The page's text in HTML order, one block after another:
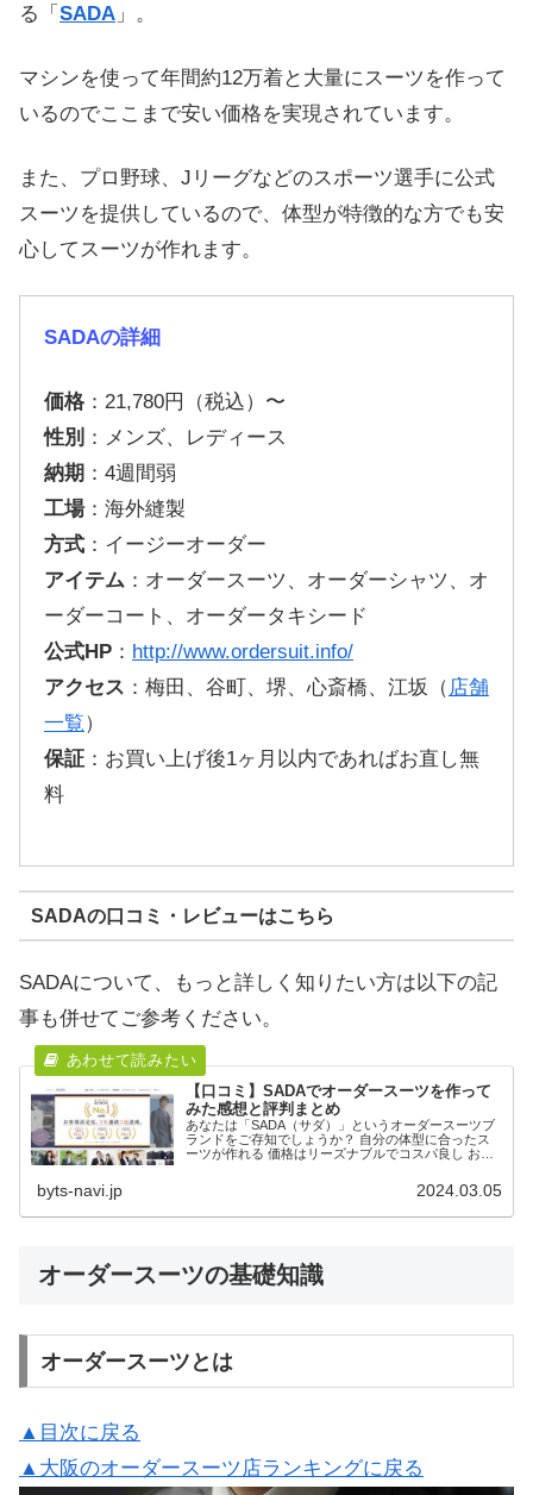
る「 SADA 」。
マシンを使って年間約12万着と大量にスーツを作って
いるのでここまで安い価格を実現されています。
また、プロ野球、Jリーグなどのスポーツ選手に公式
スーツを提供しているので、体型が特徴的な方でも安
心してスーツが作れます。
SADAの詳細
価格 ：21,780円（税込）〜
性別 ：メンズ、レディース
納期 ：4週間弱
工場：海外縫製
方式 ：イージーオーダー
アイテム ：オーダースーツ、オーダーシャツ、オ
ーダーコート、オーダータキシード
公式HP ： http://www.ordersuit.info/
アクセス ：梅田、谷町、堺、心斎橋、江坂（ 店舗
一覧）
保証 ：お買い上げ後1ヶ月以内であればお直し無
料
SADAの口コミ・レビューはこちら
SADAについて、もっと詳しく知りたい方は以下の記
事も併せてご参考ください。
【口コミ】SADAでオーダースーツを作って
みた感想と評判まとめ
あなたは「SADA（サダ）」というオーダースーツブ
ランドをご存知でしょうか？ 自分の体型に合ったス
ーツが作れる 価格はリーズナブルでコスパ良し お仕
今回は実際にスーツを仕立ててみました。 ...
byts-navi.jp 2024.03.05
オーダースーツの基礎知識
オーダースーツとは
▲目次に戻る
▲大阪のオーダースーツ店ランキングに戻る